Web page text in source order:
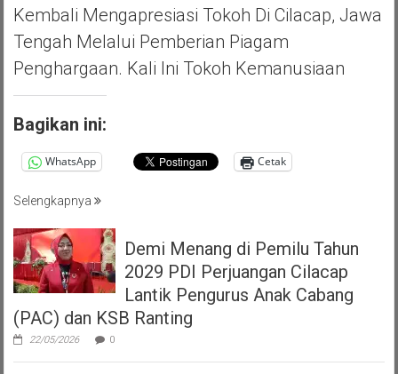
Kembali Mengapresiasi Tokoh Di Cilacap, Jawa
Tengah Melalui Pemberian Piagam
Penghargaan. Kali Ini Tokoh Kemanusiaan
Bagikan ini:
WhatsApp Cetak
Selengkapnya
Demi Menang di Pemilu Tahun
2029 PDI Perjuangan Cilacap
Lantik Pengurus Anak Cabang
(PAC) dan KSB Ranting
22/05/2026 0